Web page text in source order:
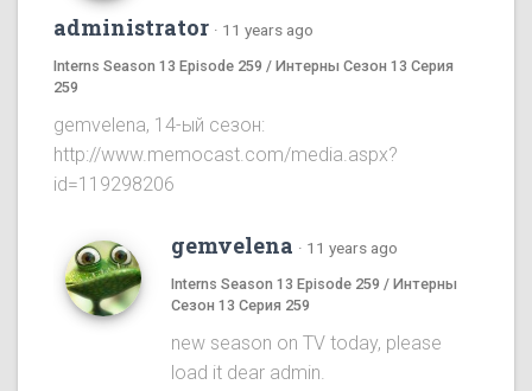
administrator · 11 years ago
Interns Season 13 Episode 259 / Интерны Сезон 13 Серия
259
gemvelena, 14-ый сезон:
http://www.memocast.com/media.aspx?
id=119298206
gemvelena · 11 years ago
Interns Season 13 Episode 259 / Интерны
Сезон 13 Серия 259
new season on TV today, please
load it dear admin.